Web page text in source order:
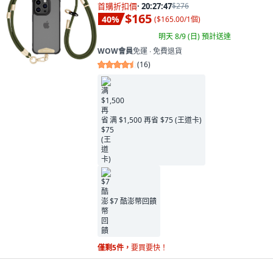
首購折扣價· 20:27:46$276
40% $165 ($165.00/1個)
明天 8/9 (日)預計送達
WOW會員免運 ∙ 免費退貨
(16)
满 $1,500 再省 $75 (王道卡)
$7 酷澎幣回饋
僅剩5件， 要買要快！